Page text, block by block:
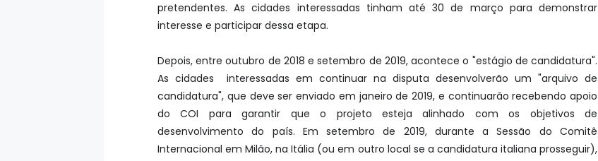
pretendentes. As cidades interessadas tinham até 30 de março para demonstrar
interesse e participar dessa etapa.
Depois, entre outubro de 2018 e setembro de 2019, acontece o "estágio de candidatura".
As cidades interessadas em continuar na disputa desenvolverão um "arquivo de
candidatura", que deve ser enviado em janeiro de 2019, e continuarão recebendo apoio
do COI para garantir que o projeto esteja alinhado com os objetivos de
desenvolvimento do país. Em setembro de 2019, durante a Sessão do Comitê
Internacional em Milão, na Itália (ou em outro local se a candidatura italiana prosseguir),